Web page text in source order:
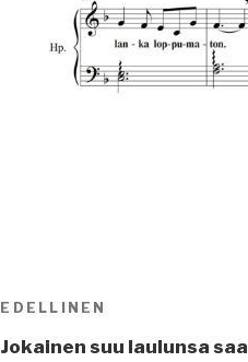
Artikkelien
selaus
Edellinen
artikkeli
EDELLINEN
Jokainen suu laulunsa saa